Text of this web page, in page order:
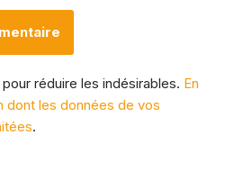
réduire les indésirables. En
dont les données de vos
.